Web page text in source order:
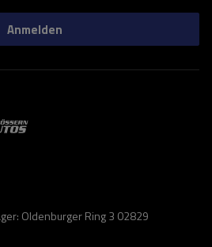
Anmelden
Oldenburger Ring 3 02829